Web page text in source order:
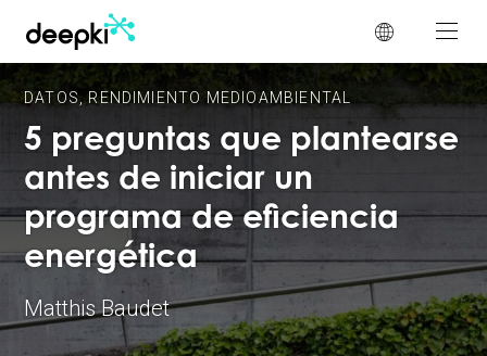
DATOS, RENDIMIENTO MEDIOAMBIENTAL
5 preguntas que plantearse
antes de iniciar un
programa de eficiencia
energética
Matthis Baudet
Panel de gestión de cookies